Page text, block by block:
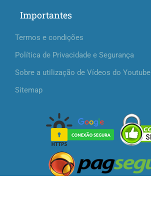
Importantes
Termos e condições
Política de Privacidade e Segurança
Sobre a utilização de Vídeos do Youtube
Sitemap